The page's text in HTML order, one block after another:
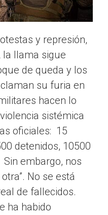
y represión,
la llama sigue
de queda y los
su furia en
hacen lo
sistémica
oficiales: 15
detenidos, 10500
embargo, nos
No se está
de fallecidos.
ha habido